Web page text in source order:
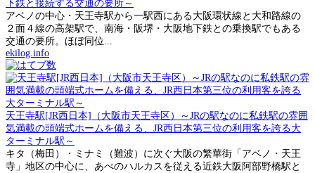
下鉄と接続する交通の要所～
アベノの中心・天王寺駅から一駅西にある大阪環状線と大和路線の
２面４線の高架駅で、南海・阪堺・大阪地下鉄との乗換駅でもある
交通の要所。ほぼ同位...
ekilog.info
天王寺駅[JR西日本]（大阪市天王寺区）～JRの駅なのに私鉄駅の雰囲
気満載の頭端式ホームを備える、JR西日本第三位の利用客を誇る大
ターミナル駅～
キタ（梅田）・ミナミ（難波）に次ぐ大阪の繁華街「アベノ・天王
寺」地区の中心に、あべのハルカスを従える近鉄大阪阿部野橋駅と